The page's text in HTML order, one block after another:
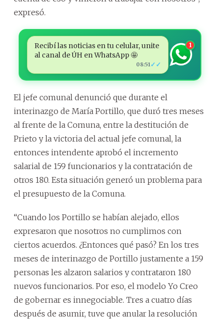
expresó.
Recibí las noticias en tu celular, unite
al canal de ÚH en WhatsApp 🤩
08:51 ✓✓
1
El jefe comunal denunció que durante el
interinazgo de María Portillo, que duró tres meses
al frente de la Comuna, entre la destitución de
Prieto y la victoria del actual jefe comunal, la
entonces intendente aprobó el incremento
salarial de 159 funcionarios y la contratación de
otros 180. Esta situación generó un problema para
el presupuesto de la Comuna.
“Cuando los Portillo se habían alejado, ellos
expresaron que nosotros no cumplimos con
ciertos acuerdos. ¿Entonces qué pasó? En los tres
meses de interinazgo de Portillo justamente a 159
personas les alzaron salarios y contrataron 180
nuevos funcionarios. Por eso, el modelo Yo Creo
de gobernar es innegociable. Tres a cuatro días
después de asumir, tuve que anular la resolución